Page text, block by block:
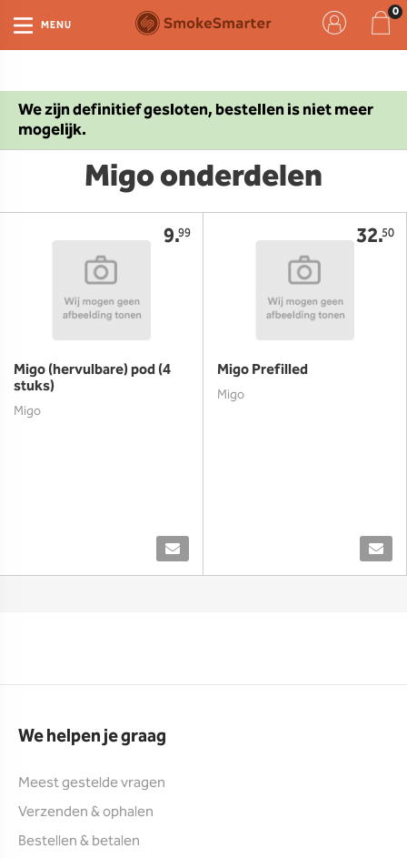
We zijn definitief gesloten, bestellen is niet meer
mogelijk.
MENU
Migo onderdelen
9.99
Migo (hervulbare) pod (4
stuks)
Migo
32.50
Migo Prefilled
Migo
We helpen je graag
Meest gestelde vragen
Verzenden & ophalen
Bestellen & betalen